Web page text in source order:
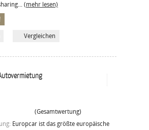
(mehr lesen)
Vergleichen
(Gesamtwertung)
Europcar ist das größte europäische